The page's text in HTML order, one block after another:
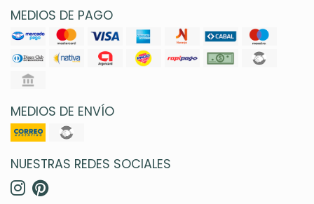
MEDIOS DE PAGO
MEDIOS DE ENVÍO
NUESTRAS REDES SOCIALES